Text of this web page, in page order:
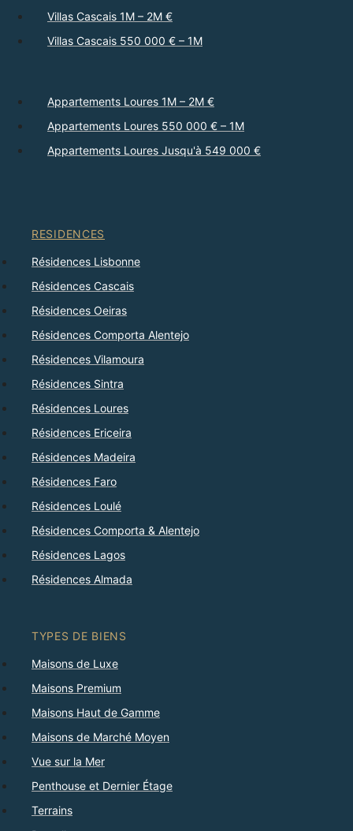
Villas Cascais 1M – 2M €
Villas Cascais 550 000 € – 1M
Appartements Loures 1M – 2M €
Appartements Loures 550 000 € – 1M
Appartements Loures Jusqu'à 549 000 €
RESIDENCES
Résidences Lisbonne
Résidences Cascais
Résidences Oeiras
Résidences Comporta Alentejo
Résidences Vilamoura
Résidences Sintra
Résidences Loures
Résidences Ericeira
Résidences Madeira
Résidences Faro
Résidences Loulé
Résidences Comporta & Alentejo
Résidences Lagos
Résidences Almada
TYPES DE BIENS
Maisons de Luxe
Maisons Premium
Maisons Haut de Gamme
Maisons de Marché Moyen
Vue sur la Mer
Penthouse et Dernier Étage
Terrains